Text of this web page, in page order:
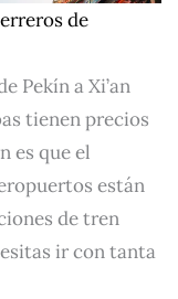
de
Pekín a Xi’an
tienen precios
es que el
están
de tren
ir con tanta